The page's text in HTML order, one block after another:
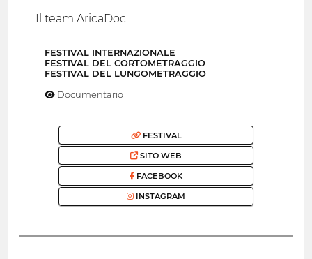
Il team AricaDoc
FESTIVAL INTERNAZIONALE
FESTIVAL DEL CORTOMETRAGGIO
FESTIVAL DEL LUNGOMETRAGGIO
Documentario
FESTIVAL
SITO WEB
FACEBOOK
INSTAGRAM